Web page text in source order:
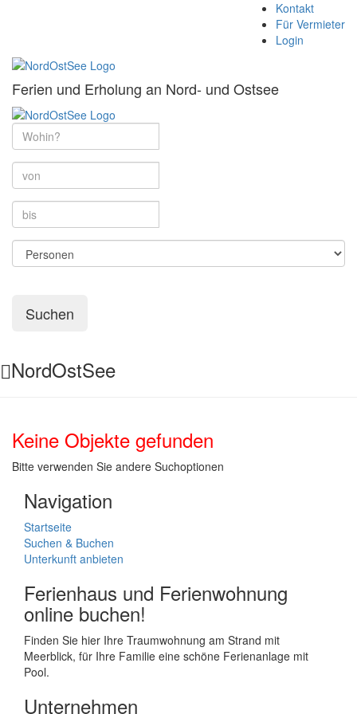
Kontakt
Für Vermieter
Login
Ferien und Erholung an Nord- und Ostsee
Suchen
NordOstSee
Keine Objekte gefunden
Bitte verwenden Sie andere Suchoptionen
Navigation
Startseite
Suchen & Buchen
Unterkunft anbieten
Ferienhaus und Ferienwohnung
online buchen!
Finden Sie hier Ihre Traumwohnung am Strand mit
Meerblick, für Ihre Familie eine schöne Ferienanlage mit
Pool.
Unternehmen